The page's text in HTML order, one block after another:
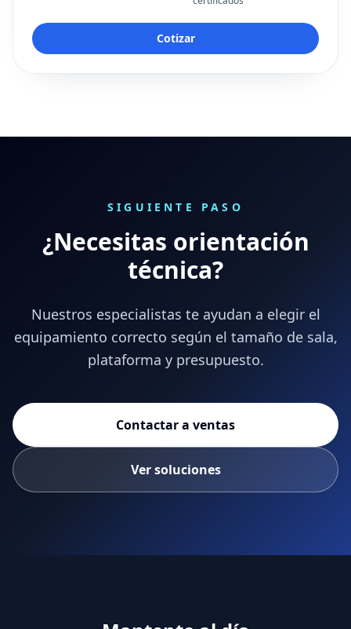
Cotizar
SIGUIENTE PASO
¿Necesitas orientación
técnica?
Nuestros especialistas te ayudan a elegir el
equipamiento correcto según el tamaño de sala,
plataforma y presupuesto.
Contactar a ventas
Ver soluciones